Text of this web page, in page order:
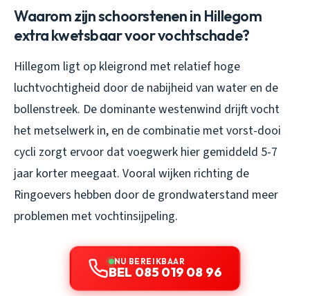
Waarom zijn schoorstenen in Hillegom
extra kwetsbaar voor vochtschade?
Hillegom ligt op kleigrond met relatief hoge
luchtvochtigheid door de nabijheid van water en de
bollenstreek. De dominante westenwind drijft vocht
het metselwerk in, en de combinatie met vorst-dooi
cycli zorgt ervoor dat voegwerk hier gemiddeld 5-7
jaar korter meegaat. Vooral wijken richting de
Ringoevers hebben door de grondwaterstand meer
problemen met vochtinsijpeling.
NU BEREIKBAAR
BEL 085 019 08 96